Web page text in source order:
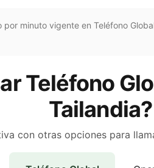
minuto vigente en Teléfono
Teléfono
Tailandia?
con otras opciones para